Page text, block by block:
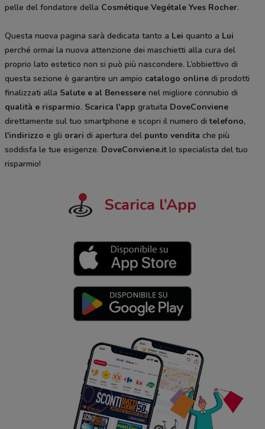
pelle del fondatore della Cosmétique Vegétale Yves Rocher.
Questa nuova pagina sarà dedicata tanto a Lei quanto a Lui
perché ormai la nuova attenzione dei maschietti alla cura del
proprio lato estetico non si può più nascondere. L’obbiettivo di
questa sezione è garantire un ampio catalogo online di prodotti
finalizzati alla Salute e al Benessere nel migliore connubio di
qualità e risparmio. Scarica l'app gratuita DoveConviene
direttamente sul tuo smartphone e scopri il numero ditelefono,
l'indirizzo e gli orari di apertura del punto vendita che più
soddisfa le tue esigenze. DoveConviene.it lo specialista del tuo
risparmio!
Scarica l’App